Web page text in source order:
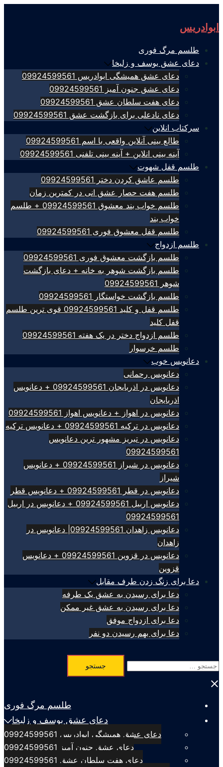
to
content
ابوادریس
طلسم مرگ فوری
دعای عشق یوسف و زلیخا
دعای عشق همیشگی ابوادریس 09924599561
دعای عشق جنون آمیز 09924599561
دعای هفت سلطان عشق 09924599561
دعای نادعلی برای بازگشت عشق 09924599561
سرکتاب انلاین
طالع بینی آنلاین واقعی با اسم 09924599561
آینه بینی انلاین + آینه بینی تلفنی 09924599561
طلسم قفل شهوت
طلسم عاشق کردن دختر 09924599561
طلسم هفت حصار عشق انی در کمترین زمان
طلسم خواب بند معشوق 09924599561 + طلسم
خواب بند
طلسم قفل معشوق فوری 09924599561
طلسم ازدواج
طلسم بازگشت معشوق فوری 09924599561
طلسم بازگشت شوهر به خانه + دعای بازگشت
شوهر 09924599561
طلسم بازگشت خواستگار 09924599561
طلسم قفل و کلید 09924599561 قوی ترین طلسم
قفل کلید
طلسم ازدواج دختر در یک هفته 09924599561
طلسم خرسوار
دعانویس خوب
دعانویس رحمانی
دعانویس در اذربایجان 09924599561 + دعانویس
اذربایجان
دعانویس در اهواز + دعانویس اهواز 09924599561
دعانویس در ترکیه 09924599561 + دعانویس ترکیه
دعانویس در تبریز مشهور ترین دعانویس
09924599561
دعانویس در شیراز 09924599561 + دعانویس
شیراز
دعانویس در قطر 09924599561 + دعانویس قطر
دعانویس اربیل 09924599561 + دعانویس در اربیل
09924599561
دعانویس زاهدان 09924599561| دعانویس در
زاهدان
دعانویس در قزوین 09924599561 + دعانویس
قزوین
دعا برای زنگ زدن طرف مقابل
دعا برای رسیدن به عشق یک طرفه
دعا برای رسیدن به عشق غیر ممکن
دعا برای ازدواج موفق
دعا برای بهم رسیدن دو نفر
جستجو
برای:
Close
طلسم مرگ فوری
دعای عشق یوسف و زلیخا
دعای عشق همیشگی ابوادریس 09924599561
دعای عشق جنون آمیز 09924599561
دعای هفت سلطان عشق 09924599561